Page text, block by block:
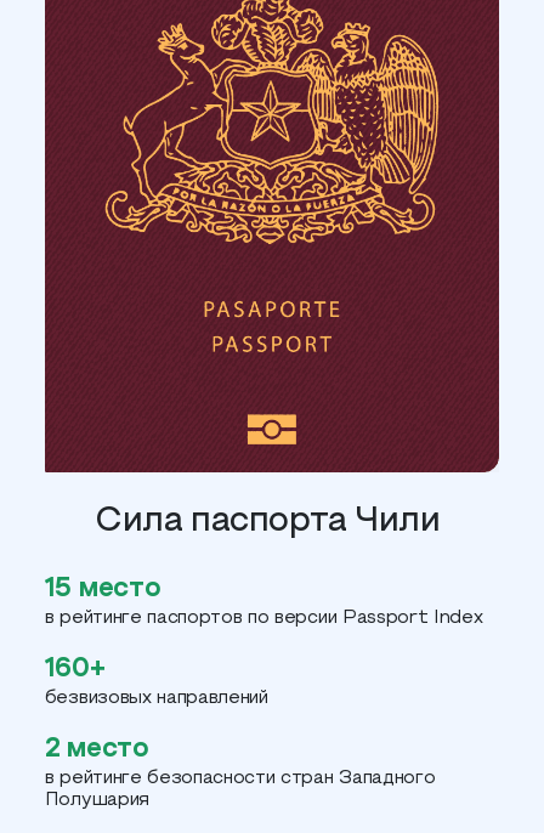
Сила паспорта Чили
15 место
в рейтинге паспортов по версии Passport Index
160+
безвизовых направлений
2 место
в рейтинге безопасности стран Западного
Полушария